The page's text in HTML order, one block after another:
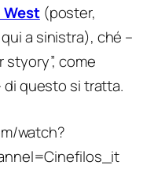
West(poster,
a sinistra), ché –
styory”, come
di questo si tratta.
watch?